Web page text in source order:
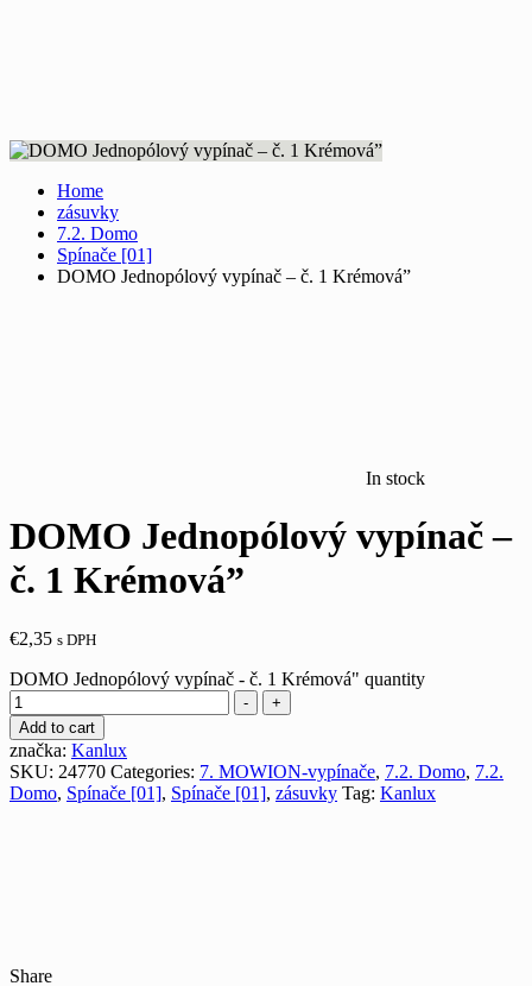
Home
zásuvky
7.2. Domo
Spínače [01]
DOMO Jednopólový vypínač – č. 1 Krémová”
In stock
DOMO Jednopólový vypínač –
č. 1 Krémová”
€2,35 s DPH
DOMO Jednopólový vypínač - č. 1 Krémová" quantity
-
+
Add to cart
značka: Kanlux
SKU: 24770 Categories: 7. MOWION-vypínače, 7.2. Domo, 7.2.
Domo, Spínače [01], Spínače [01], zásuvky Tag: Kanlux
Share